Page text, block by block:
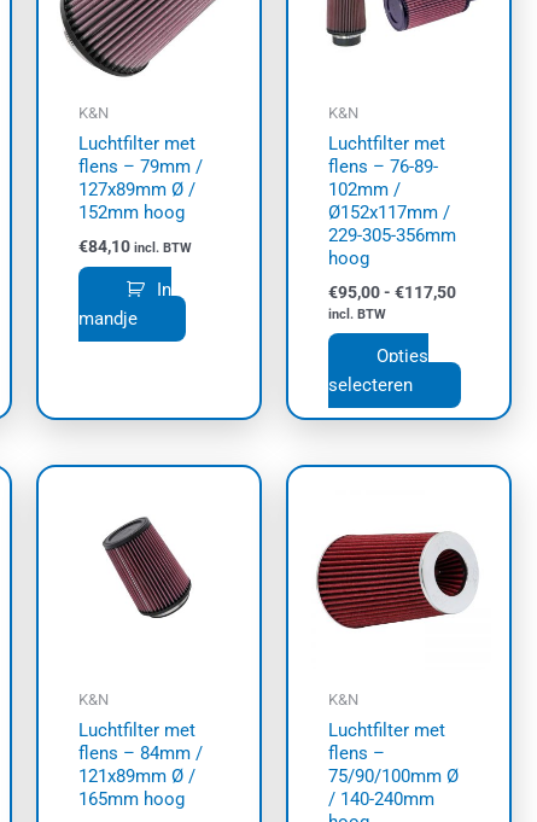
K&N
Luchtfilter met
flens – 79mm /
127x89mm Ø /
152mm hoog
€84,10 incl. BTW
In
mandje
K&N
Luchtfilter met
flens – 76-89-
102mm /
Ø152x117mm /
229-305-356mm
hoog
€95,00- €117,50
incl. BTW
Opties
selecteren
variaties.
K&N
Luchtfilter met
flens – 84mm /
121x89mm Ø /
165mm hoog
K&N
Luchtfilter met
flens –
75/90/100mm Ø
/ 140-240mm
Prijsklasse:
€84,10
heeft
meerdere
variaties.